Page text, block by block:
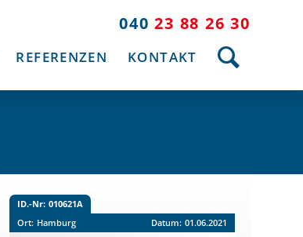
040 23 88 26 30
REFERENZEN KONTAKT
ID.-Nr: 010621A
Ort: Hamburg Datum: 01.06.2021